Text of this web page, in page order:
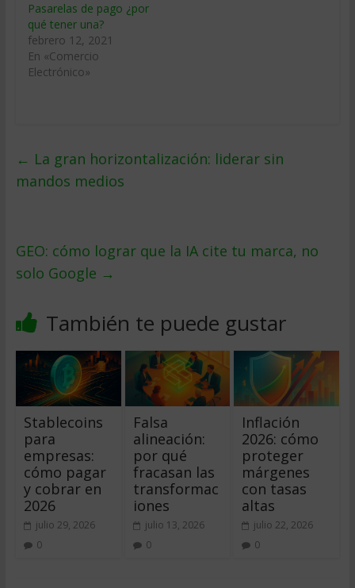
Pasarelas de pago ¿por
qué tener una?
febrero 12, 2021
En «Comercio
Electrónico»
← La gran horizontalización: liderar sin
mandos medios
GEO: cómo lograr que la IA cite tu marca, no
solo Google →
También te puede gustar
Stablecoins
para
empresas:
cómo pagar
y cobrar en
2026
julio 29, 2026
0
Falsa
alineación:
por qué
fracasan las
transformac
iones
julio 13, 2026
0
Inflación
2026: cómo
proteger
márgenes
con tasas
altas
julio 22, 2026
0